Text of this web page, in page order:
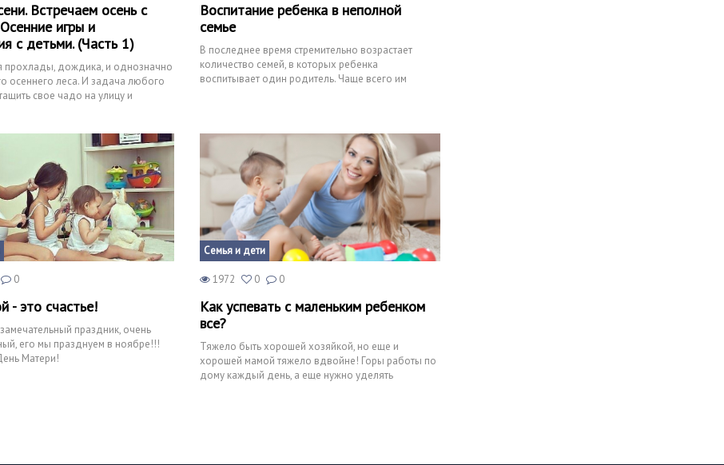
Встречаем осень с
игры и
с детьми. (Часть 1)
прохлады, дождика, и однозначно
осеннего леса. И задача любого
свое чадо на улицу и
Воспитание ребенка в неполной
семье
В последнее время стремительно возрастает
количество семей, в которых ребенка
воспитывает один родитель. Чаще всего им
0
- это счастье!
праздник, очень
его мы празднуем в ноябре!!!
Матери!
Семья и дети
1972 0 0
Как успевать с маленьким ребенком
все?
Тяжело быть хорошей хозяйкой, но еще и
хорошей мамой тяжело вдвойне! Горы работы по
дому каждый день, а еще нужно уделять